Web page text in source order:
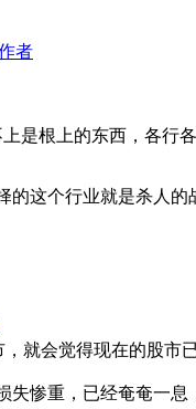
者
是根上的东西，各行
这个行业就是杀人的
就会觉得现在的股
失惨重，已经奄奄一